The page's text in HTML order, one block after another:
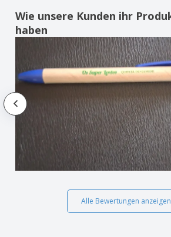
Wie unsere Kunden ihr
haben
Alle Bewertungen anzeigen